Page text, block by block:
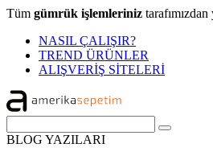
Tüm gümrük işlemleriniz tarafımızdan
NASIL ÇALIŞIR?
TREND ÜRÜNLER
ALIŞVERİŞ SİTELERİ
BLOG YAZILARI